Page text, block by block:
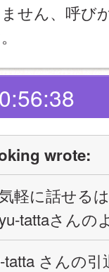
せん、呼び
wrote:
軽に話せる
tattaさんの
tatta さんの